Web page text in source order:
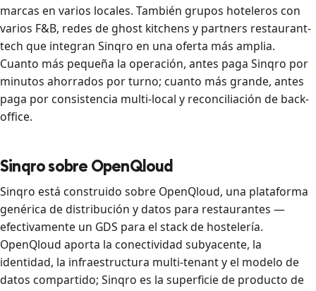
marcas en varios locales. También grupos hoteleros con
varios F&B, redes de ghost kitchens y partners restaurant-
tech que integran Sinqro en una oferta más amplia.
Cuanto más pequeña la operación, antes paga Sinqro por
minutos ahorrados por turno; cuanto más grande, antes
paga por consistencia multi-local y reconciliación de back-
office.
Sinqro sobre OpenQloud
Sinqro está construido sobre OpenQloud, una plataforma
genérica de distribución y datos para restaurantes —
efectivamente un GDS para el stack de hostelería.
OpenQloud aporta la conectividad subyacente, la
identidad, la infraestructura multi-tenant y el modelo de
datos compartido; Sinqro es la superficie de producto de